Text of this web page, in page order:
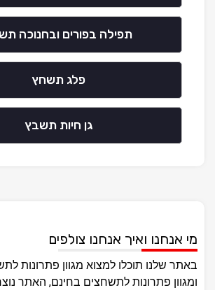
תפילה בפורים ובחנוכה
פלג תשחץ
גן חיות תשבץ
מי אנחנו ואיך אנחנו צולפים
באתר שלנו תוכלו למצוא מגוון פתרונות
ומגוון פתרונות לתשחצים בחינם, האתר